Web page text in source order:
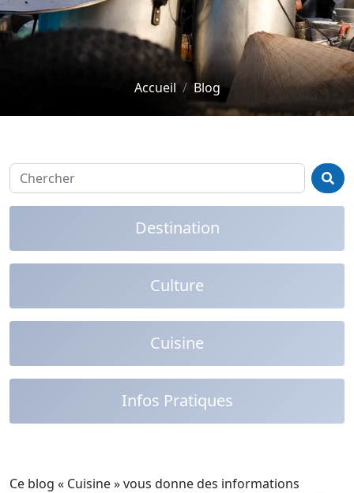
Accueil Blog
Destination
Culture
Cuisine
Infos Pratiques
Ce blog « Cuisine » vous donne des informations